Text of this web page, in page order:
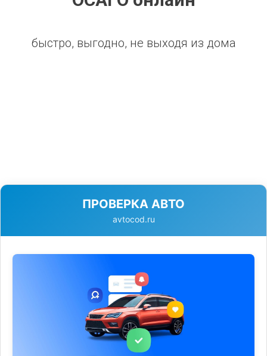
быстро, выгодно, не выходя из дома
ПРОВЕРКА АВТО
avtocod.ru